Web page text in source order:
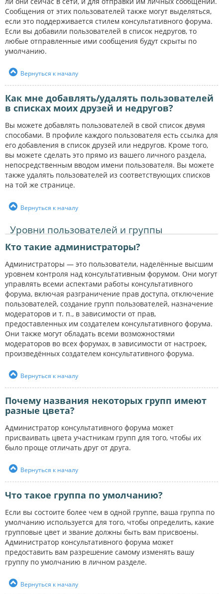
Сообщения от этих пользователей также могут выделяться,
если это поддерживается стилем консультативного форума.
Если вы добавили пользователей в список недругов, то
любые отправленные ими сообщения будут скрыты по
умолчанию.
Вернуться к началу
Как мне добавлять/удалять пользователей
в списках моих друзей и недругов?
Вы можете добавлять пользователей в свой список двумя
способами. В профиле каждого пользователя есть ссылка для
его добавления в список друзей или недругов. Кроме того,
вы можете сделать это прямо из вашего личного раздела,
непосредственным вводом имени пользователя. Вы можете
также удалять пользователей из соответствующих списков
на той же странице.
Вернуться к началу
Уровни пользователей и группы
Кто такие администраторы?
Администраторы — это пользователи, наделённые высшим
уровнем контроля над консультативным форумом. Они могут
управлять всеми аспектами работы консультативного
форума, включая разграничение прав доступа, отключение
пользователей, создание групп пользователей, назначение
модераторов и т. п., в зависимости от прав,
предоставленных им создателем консультативного форума.
Они также могут обладать всеми возможностями
модераторов во всех форумах, в зависимости от настроек,
произведённых создателем консультативного форума.
Вернуться к началу
Почему названия некоторых групп имеют
разные цвета?
Администратор консультативного форума может
присваивать цвета участникам групп для того, чтобы их
было проще отличать друг от друга.
Вернуться к началу
Что такое группа по умолчанию?
Если вы состоите более чем в одной группе, ваша группа по
умолчанию используется для того, чтобы определить, какие
групповые цвет и звание должны быть вам присвоены.
Администратор консультативного форума может
предоставить вам разрешение самому изменять вашу
группу по умолчанию в личном разделе.
Вернуться к началу